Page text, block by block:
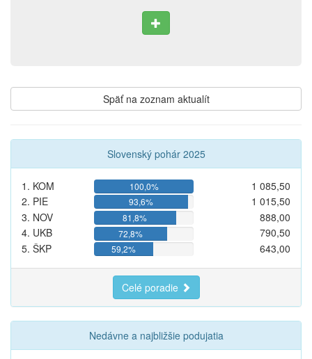
Späť na zoznam aktualít
Slovenský pohár 2025
1. KOM 100,0%
1 085,50
2. PIE
93,6%
1 015,50
3. NOV
81,8%
888,00
4. UKB
72,8%
790,50
5. ŠKP
59,2% 643,00
Celé poradie
Nedávne a najbližšie podujatia